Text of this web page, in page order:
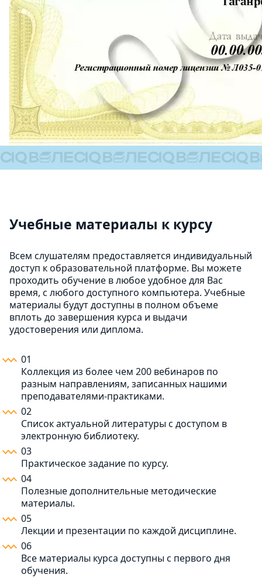
Учебные материалы к курсу
Всем слушателям предоставляется индивидуальный
доступ к образовательной платформе. Вы можете
проходить обучение в любое удобное для Вас
время, с любого доступного компьютера. Учебные
материалы будут доступны в полном объеме
вплоть до завершения курса и выдачи
удостоверения или диплома.
01
Коллекция из более чем 200 вебинаров по
разным направлениям, записанных нашими
преподавателями-практиками.
02
Список актуальной литературы с доступом в
электронную библиотеку.
03
Практическое задание по курсу.
04
Полезные дополнительные методические
материалы.
05
Лекции и презентации по каждой дисциплине.
06
Все материалы курса доступны с первого дня
обучения.